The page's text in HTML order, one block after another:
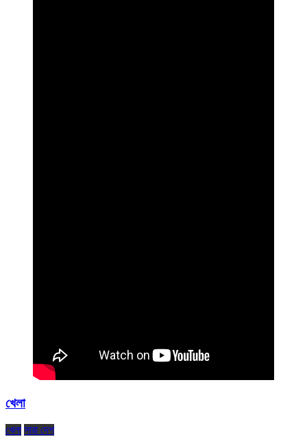
খেলা
খেলা সারা দেশ